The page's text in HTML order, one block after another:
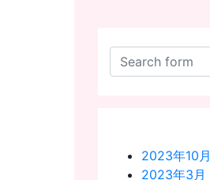
2023年10月
2023年3月